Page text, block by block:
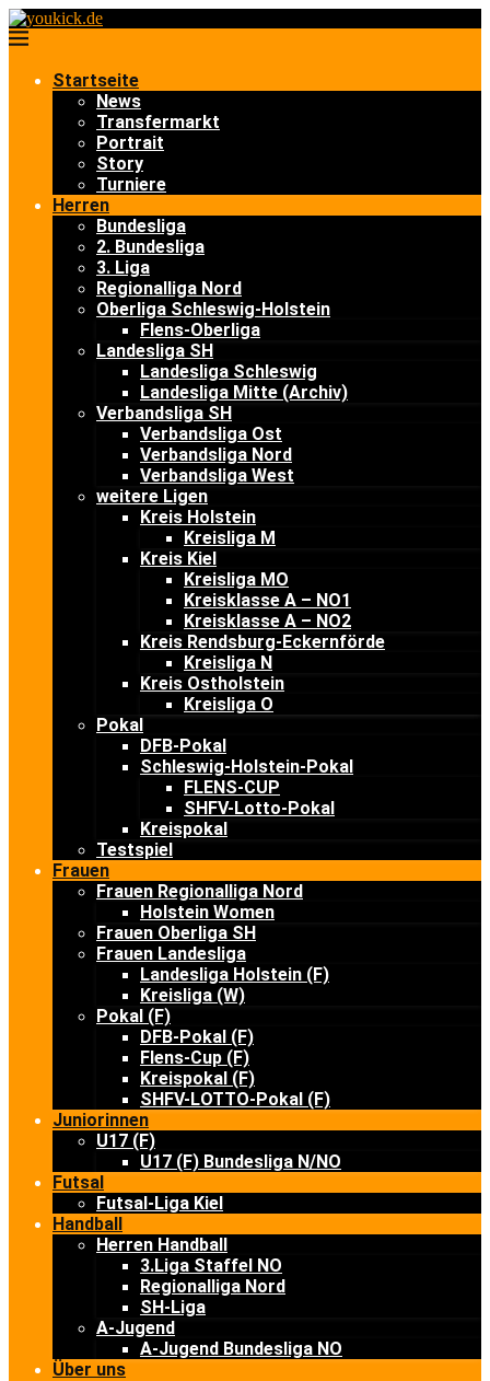
Startseite
News
Transfermarkt
Portrait
Story
Turniere
Herren
Bundesliga
2. Bundesliga
3. Liga
Regionalliga Nord
Oberliga Schleswig-Holstein
Flens-Oberliga
Landesliga SH
Landesliga Schleswig
Landesliga Mitte (Archiv)
Verbandsliga SH
Verbandsliga Ost
Verbandsliga Nord
Verbandsliga West
weitere Ligen
Kreis Holstein
Kreisliga M
Kreis Kiel
Kreisliga MO
Kreisklasse A – NO1
Kreisklasse A – NO2
Kreis Rendsburg-Eckernförde
Kreisliga N
Kreis Ostholstein
Kreisliga O
Pokal
DFB-Pokal
Schleswig-Holstein-Pokal
FLENS-CUP
SHFV-Lotto-Pokal
Kreispokal
Testspiel
Frauen
Frauen Regionalliga Nord
Holstein Women
Frauen Oberliga SH
Frauen Landesliga
Landesliga Holstein (F)
Kreisliga (W)
Pokal (F)
DFB-Pokal (F)
Flens-Cup (F)
Kreispokal (F)
SHFV-LOTTO-Pokal (F)
Juniorinnen
U17 (F)
U17 (F) Bundesliga N/NO
Futsal
Futsal-Liga Kiel
Handball
Herren Handball
3.Liga Staffel NO
Regionalliga Nord
SH-Liga
A-Jugend
A-Jugend Bundesliga NO
Über uns